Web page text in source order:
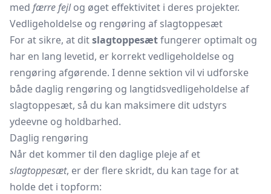
med færre fejlog øget effektivitet i deres projekter.
Vedligeholdelse og rengøring af slagtoppesæt
For at sikre, at ditslagtoppesætfungerer optimalt og
har en lang levetid, er korrekt vedligeholdelse og
rengøring afgørende. I denne sektion vil vi udforske
både daglig rengøring og langtidsvedligeholdelse af
slagtoppesæt, så du kan maksimere dit udstyrs
ydeevne og holdbarhed.
Daglig rengøring
Når det kommer til den daglige pleje af et
slagtoppesæt, er der flere skridt, du kan tage for at
holde det i topform: